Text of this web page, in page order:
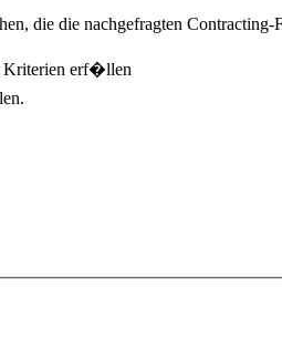
die die nachgefragten Contracting-
Kriterien erf�llen